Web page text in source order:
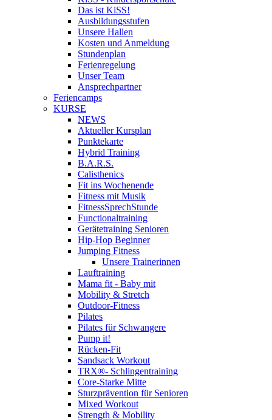
Das ist KiSS!
Ausbildungsstufen
Unsere Hallen
Kosten und Anmeldung
Stundenplan
Ferienregelung
Unser Team
Ansprechpartner
Feriencamps
KURSE
NEWS
Aktueller Kursplan
Punktekarte
Hybrid Training
B.A.R.S.
Calisthenics
Fit ins Wochenende
Fitness mit Musik
FitnessSprechStunde
Functionaltraining
Gerätetraining Senioren
Hip-Hop Beginner
Jumping Fitness
Unsere Trainerinnen
Lauftraining
Mama fit - Baby mit
Mobility & Stretch
Outdoor-Fitness
Pilates
Pilates für Schwangere
Pump it!
Rücken-Fit
Sandsack Workout
TRX®- Schlingentraining
Core-Starke Mitte
Sturzprävention für Senioren
Mixed Workout
Strength & Mobility